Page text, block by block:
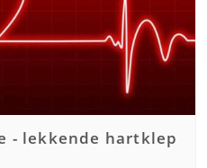
- lekkende hartklep